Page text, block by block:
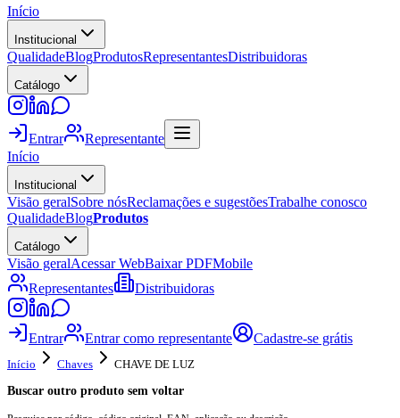
Início
Institucional
QualidadeBlogProdutosRepresentantesDistribuidoras
Catálogo
Entrar
Representante
Início
Institucional
Visão geralSobre nósReclamações e sugestõesTrabalhe conosco
QualidadeBlogProdutos
Catálogo
Visão geralAcessar WebBaixar PDFMobile
Representantes
Distribuidoras
Entrar Entrar como representante Cadastre-se grátis
Início Chaves
CHAVE DE LUZ
Buscar outro produto sem voltar